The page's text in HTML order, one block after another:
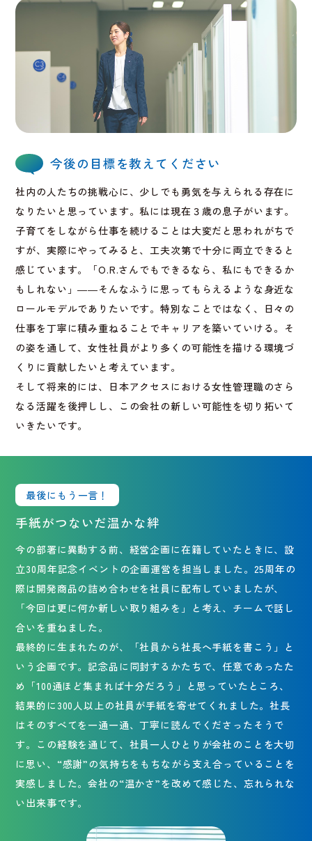
今後の目標を教えてください
社内の人たちの挑戦心に、少しでも勇気を与えられる存在に
なりたいと思っています。私には現在３歳の息子がいます。
子育てをしながら仕事を続けることは大変だと思われがちで
すが、実際にやってみると、工夫次第で十分に両立できると
感じています。「O.R.さんでもできるなら、私にもできるか
もしれない」――そんなふうに思ってもらえるような身近な
ロールモデルでありたいです。特別なことではなく、日々の
仕事を丁寧に積み重ねることでキャリアを築いていける。そ
の姿を通して、女性社員がより多くの可能性を描ける環境づ
くりに貢献したいと考えています。
そして将来的には、日本アクセスにおける女性管理職のさら
なる活躍を後押しし、この会社の新しい可能性を切り拓いて
いきたいです。
最後にもう一言！
手紙がつないだ温かな絆
今の部署に異動する前、経営企画に在籍していたときに、設
立30周年記念イベントの企画運営を担当しました。25周年の
際は開発商品の詰め合わせを社員に配布していましたが、
「今回は更に何か新しい取り組みを」と考え、チームで話し
合いを重ねました。
最終的に生まれたのが、「社員から社長へ手紙を書こう」と
いう企画です。記念品に同封するかたちで、任意であったた
め「100通ほど集まれば十分だろう」と思っていたところ、
結果的に300人以上の社員が手紙を寄せてくれました。社長
はそのすべてを一通一通、丁寧に読んでくださったそうで
す。この経験を通じて、社員一人ひとりが会社のことを大切
に思い、“感謝”の気持ちをもちながら支え合っていることを
実感しました。会社の“温かさ”を改めて感じた、忘れられな
い出来事です。